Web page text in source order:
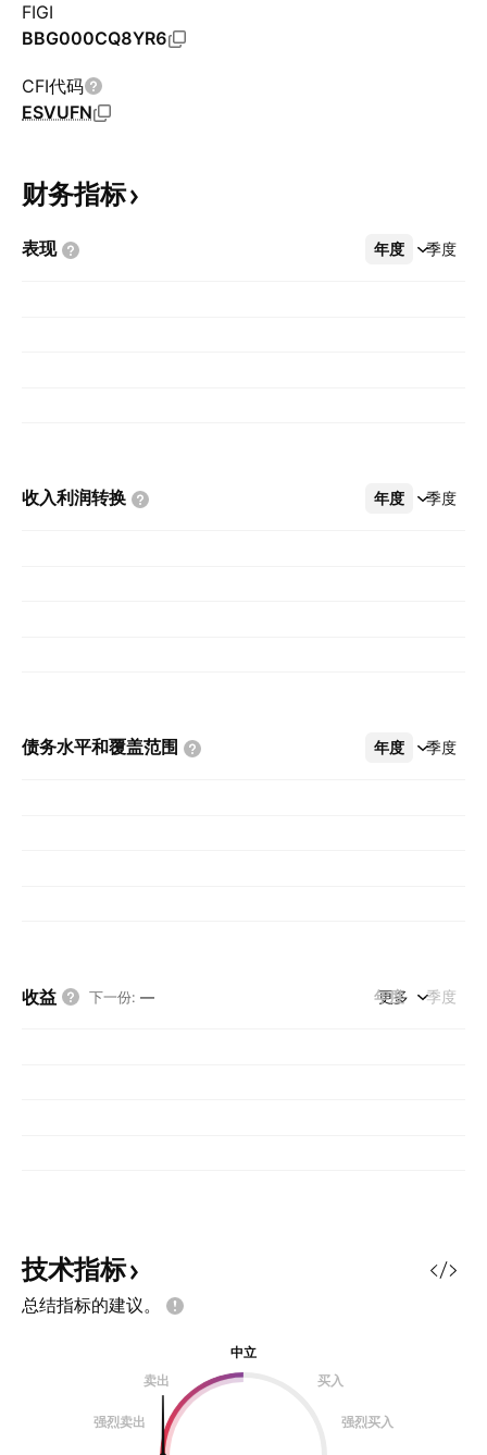
FIGI
BBG000CQ8YR6
CFI代码
ESVUFN
财务指标
表现 年度 季度
更多
收入利润转换 年度 季度
更多
债务水平和覆盖范围 年度 季度
更多
收益 下一份: — 年度 季度
更多
技术指标
总结指标的建议。
中立
卖出
买入
强烈卖出 强烈买入